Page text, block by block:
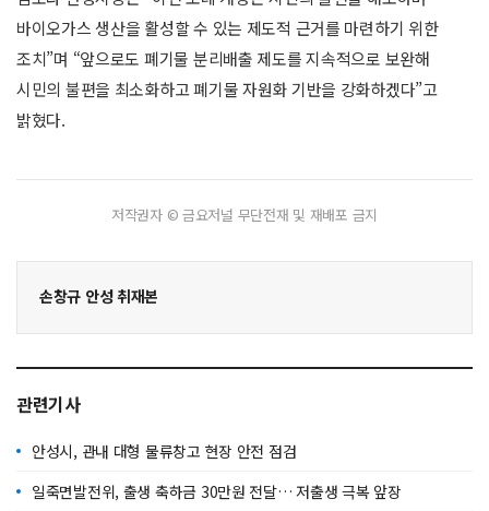
바이오가스 생산을 활성할 수 있는 제도적 근거를 마련하기 위한
조치”며 “앞으로도 폐기물 분리배출 제도를 지속적으로 보완해
시민의 불편을 최소화하고 폐기물 자원화 기반을 강화하겠다”고
밝혔다.
저작권자 © 금요저널 무단전재 및 재배포 금지
손창규 안성 취재본
관련기사
안성시, 관내 대형 물류창고 현장 안전 점검
일죽면발전위, 출생 축하금 30만원 전달… 저출생 극복 앞장